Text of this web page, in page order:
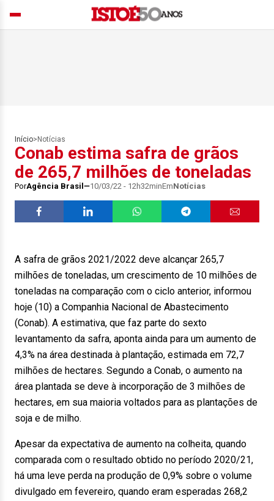
Início> Notícias
Conab estima safra de grãos
de 265,7 milhões de toneladas
PorAgência Brasil 10/03/22 - 12h32minEmNotícias
A safra de grãos 2021/2022 deve alcançar 265,7
milhões de toneladas, um crescimento de 10 milhões de
toneladas na comparação com o ciclo anterior, informou
hoje (10) a Companhia Nacional de Abastecimento
(Conab). A estimativa, que faz parte do sexto
levantamento da safra, aponta ainda para um aumento de
4,3% na área destinada à plantação, estimada em 72,7
milhões de hectares. Segundo a Conab, o aumento na
área plantada se deve à incorporação de 3 milhões de
hectares, em sua maioria voltados para as plantações de
soja e de milho.
Apesar da expectativa de aumento na colheita, quando
comparada com o resultado obtido no período 2020/21,
há uma leve perda na produção de 0,9% sobre o volume
divulgado em fevereiro, quando eram esperadas 268,2